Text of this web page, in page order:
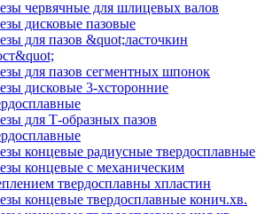
червячные для шлицевых валов
дисковые пазовые
для пазов &quot;ласточкин
для пазов сегментных шпонок
дисковые 3-хсторонние
для Т-образных пазов
концевые радиусные твердосплавные
концевые с механическим
твердосплавны хпластин
концевые твердосплавные конич.хв.